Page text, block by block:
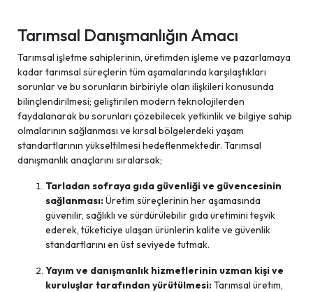
Tarımsal Danışmanlığın Amacı
Tarımsal işletme sahiplerinin, üretimden işleme ve pazarlamaya
kadar tarımsal süreçlerin tüm aşamalarında karşılaştıkları
sorunlar ve bu sorunların birbiriyle olan ilişkileri konusunda
bilinçlendirilmesi; geliştirilen modern teknolojilerden
faydalanarak bu sorunları çözebilecek yetkinlik ve bilgiye sahip
olmalarının sağlanması ve kırsal bölgelerdeki yaşam
standartlarının yükseltilmesi hedeflenmektedir. Tarımsal
danışmanlık anaçlarını sıralarsak;
Tarladan sofraya gıda güvenliği ve güvencesinin
sağlanması:Üretim süreçlerinin her aşamasında
güvenilir, sağlıklı ve sürdürülebilir gıda üretimini teşvik
ederek, tüketiciye ulaşan ürünlerin kalite ve güvenlik
standartlarını en üst seviyede tutmak.
Yayım ve danışmanlık hizmetlerinin uzman kişi ve
kuruluşlar tarafından yürütülmesi:Tarımsal üretim,